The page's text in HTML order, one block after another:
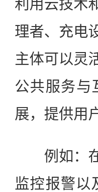
利用云技术
理者、充电
主体可以灵
公共服务与
展，提供用
例如：在
监控报警以